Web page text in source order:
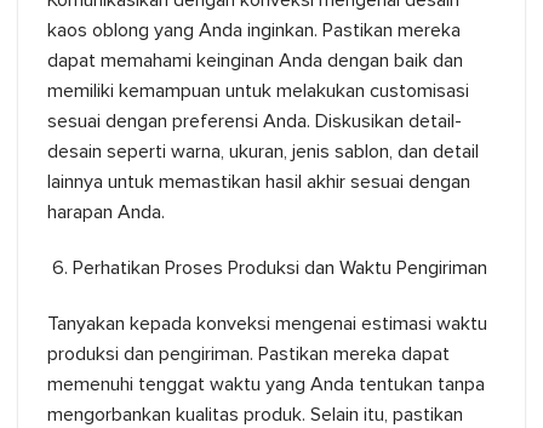
kaos oblong yang Anda inginkan. Pastikan mereka
dapat memahami keinginan Anda dengan baik dan
memiliki kemampuan untuk melakukan customisasi
sesuai dengan preferensi Anda. Diskusikan detail-
desain seperti warna, ukuran, jenis sablon, dan detail
lainnya untuk memastikan hasil akhir sesuai dengan
harapan Anda.
Perhatikan Proses Produksi dan Waktu Pengiriman
Tanyakan kepada konveksi mengenai estimasi waktu
produksi dan pengiriman. Pastikan mereka dapat
memenuhi tenggat waktu yang Anda tentukan tanpa
mengorbankan kualitas produk. Selain itu, pastikan